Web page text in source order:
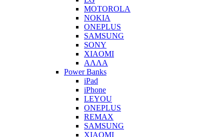
MOTOROLA
NOKIA
ONEPLUS
SAMSUNG
SONY
XIAOMI
ΑΛΛΑ
Power Banks
iPad
iPhone
LEYOU
ONEPLUS
REMAX
SAMSUNG
XIAOMI